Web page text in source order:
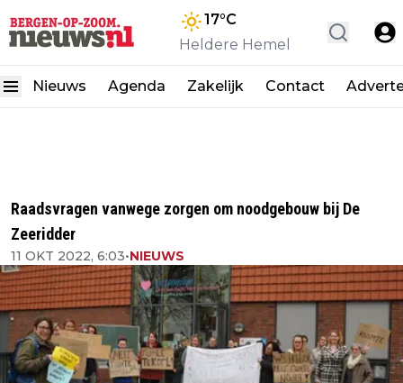
17°C
Heldere Hemel
Nieuws Agenda Zakelijk Contact
Raadsvragen vanwege zorgen om noodgebouw bij De
Zeeridder
11 OKT 2022, 6:03•NIEUWS